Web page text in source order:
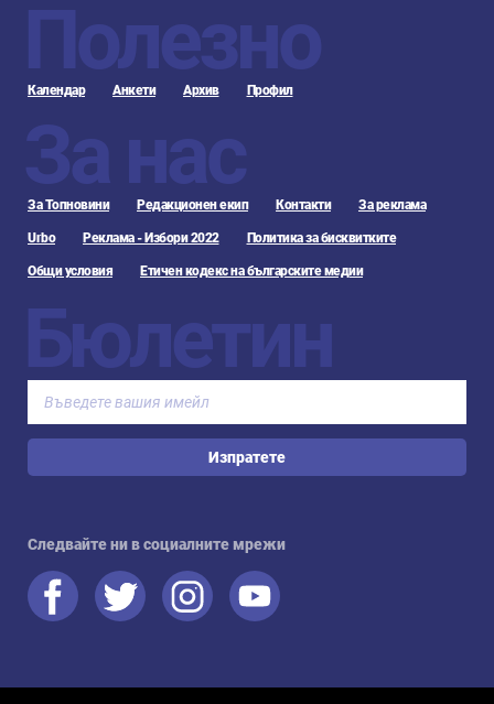
Полезно
Календар Анкети Архив Профил
За нас
За Топновини Редакционен екип Контакти За реклама
Urbo Реклама - Избори 2022 Политика за бисквитките
Общи условия Етичен кодекс на българските медии
Бюлетин
Изпратете
Следвайте ни в социалните мрежи